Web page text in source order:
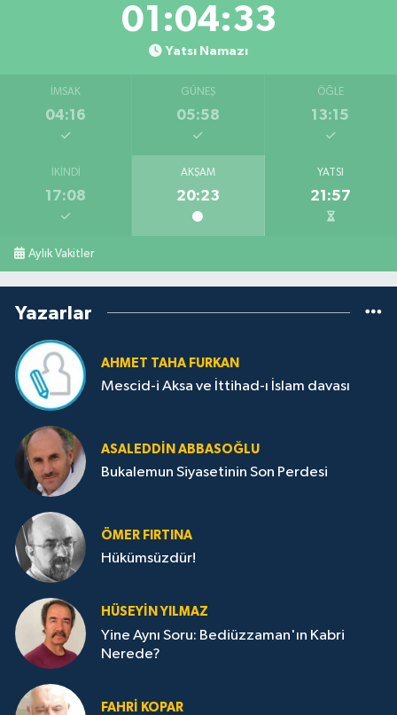
01:04:33
Yatsı Namazı
İMSAK
04:16
GÜNEŞ
05:58
ÖĞLE
13:15
İKINDI
17:08
AKŞAM
20:23
YATSI
21:57
Aylık Vakitler
Yazarlar
AHMET TAHA FURKAN
Mescid-i Aksa ve İttihad-ı İslam davası
ASALEDDIN ABBASOĞLU
Bukalemun Siyasetinin Son Perdesi
ÖMER FIRTINA
Hükümsüzdür!
HÜSEYIN YILMAZ
Yine Aynı Soru: Bediüzzaman'ın Kabri
Nerede?
FAHRI KOPAR